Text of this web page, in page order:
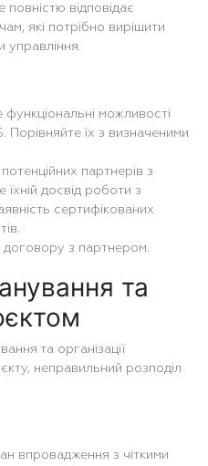
повністю відповідає
які потрібно вирішити
управління.
можливості
Порівняйте їх з визначеними
партнерів з
досвід роботи з
сертифікованих
з партнером.
та
та організації
неправильний розподіл
впровадження з чіткими